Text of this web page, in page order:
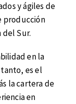
y ágiles de
producción
del Sur.
en la
es el
la cartera de
en